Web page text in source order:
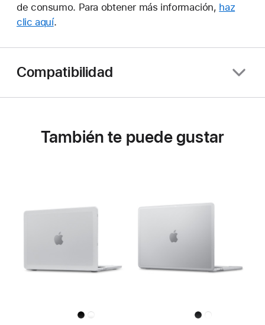
de consumo. Para obtener más información, haz
clic aquí.
Compatibilidad
También te puede gustar